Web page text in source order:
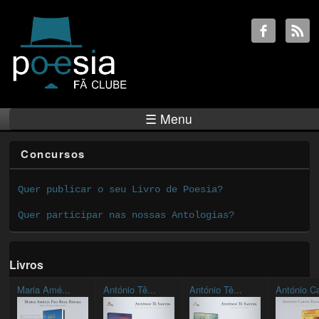
☰ Menu
Concursos
Quer publicar o seu Livro de Poesia?
Quer participar nas nossas Antologias?
Livros
Maria Amé... António Tê... António Tê... António